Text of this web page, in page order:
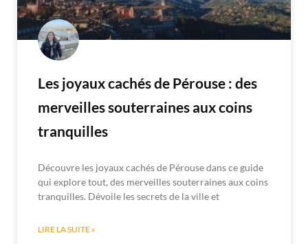
Les joyaux cachés de Pérouse : des
merveilles souterraines aux coins
tranquilles
Découvre les joyaux cachés de Pérouse dans ce guide
qui explore tout, des merveilles souterraines aux coins
tranquilles. Dévoile les secrets de la ville et
LIRE LA SUITE »